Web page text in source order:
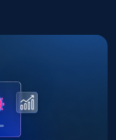
using
rating,